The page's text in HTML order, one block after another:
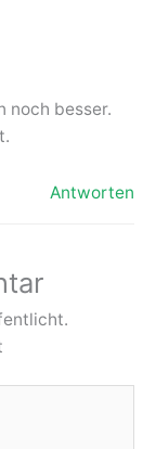
noch besser.
Antworten